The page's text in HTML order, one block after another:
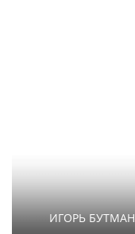
ИГОРЬ БУТМАН